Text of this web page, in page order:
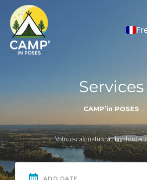
Aller
contenu
Services
CAMP’in POSES
Votre escale nature au bord du lac